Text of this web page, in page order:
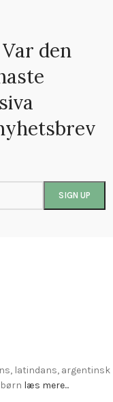
den
latindans, argentinsk
læs mere...